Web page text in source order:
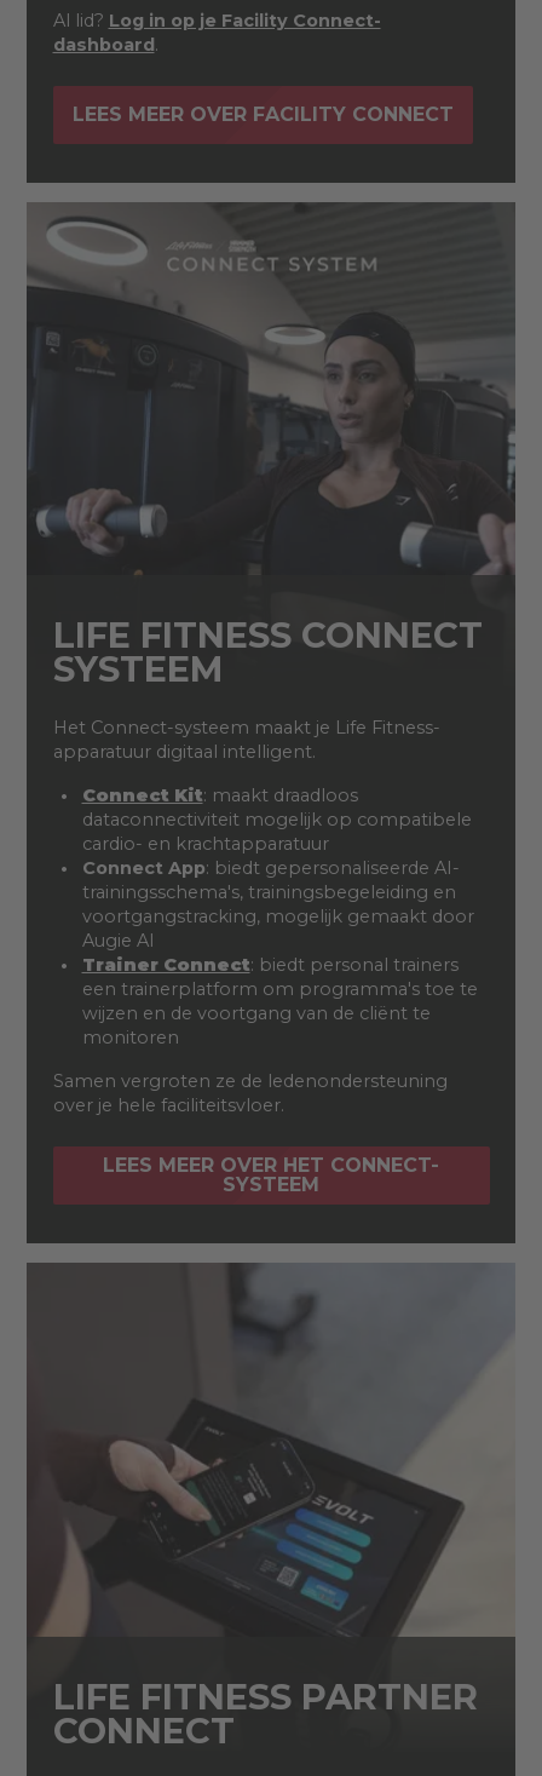
Al lid? Log in op je Facility Connect-
dashboard.
LEES MEER OVER FACILITY CONNECT
LIFE FITNESS CONNECT
SYSTEEM
Het Connect-systeem maakt je Life Fitness-
apparatuur digitaal intelligent.
Connect Kit: maakt draadloos
dataconnectiviteit mogelijk op compatibele
cardio- en krachtapparatuur
Connect App: biedt gepersonaliseerde AI-
trainingsschema's, trainingsbegeleiding en
voortgangstracking, mogelijk gemaakt door
Augie AI
Trainer Connect: biedt personal trainers
een trainerplatform om programma's toe te
wijzen en de voortgang van de cliënt te
monitoren
Samen vergroten ze de ledenondersteuning
over je hele faciliteitsvloer.
LEES MEER OVER HET CONNECT-
SYSTEEM
LIFE FITNESS PARTNER
CONNECT